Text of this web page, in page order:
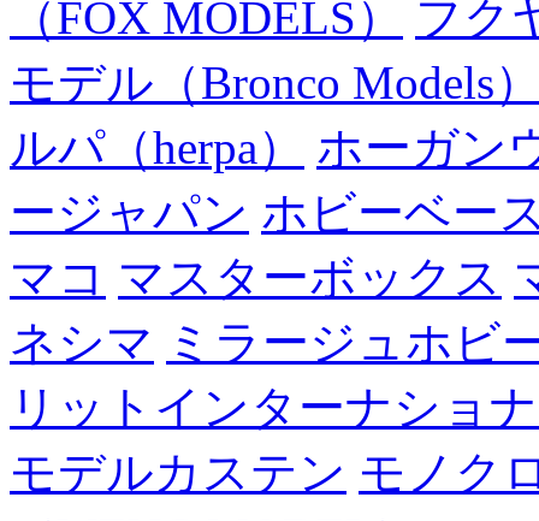
（FOX MODELS）
フク
モデル（Bronco Models
ルパ（herpa）
ホーガン
ージャパン ホビーベー
マコ マスターボックス
ネシマ ミラージュホビ
リットインターナショ
モデルカステン モノク